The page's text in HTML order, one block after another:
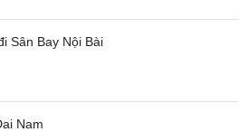
Sân Bay Nội Bài
Nam